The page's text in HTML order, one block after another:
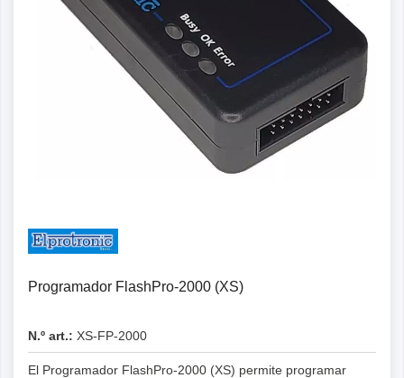
Programador FlashPro-2000 (XS)
N.º art.: XS-FP-2000
El Programador FlashPro-2000 (XS) permite programar